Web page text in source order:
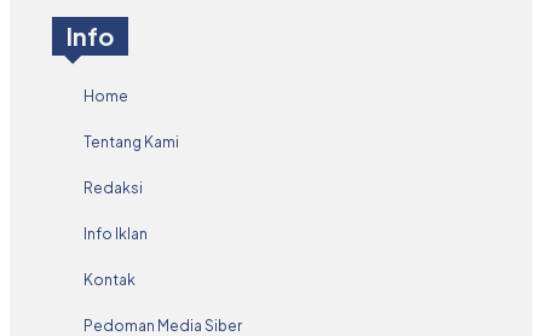
Info
Home
Tentang Kami
Redaksi
Info Iklan
Kontak
Pedoman Media Siber